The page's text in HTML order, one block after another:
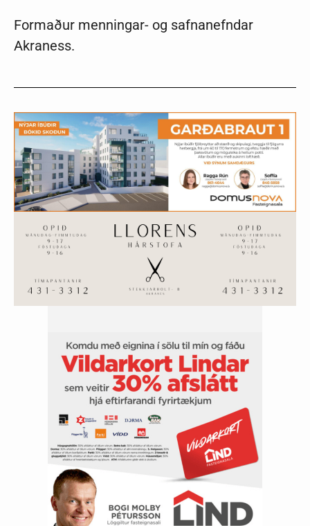
Formaður menningar- og safnanefndar
Akraness.